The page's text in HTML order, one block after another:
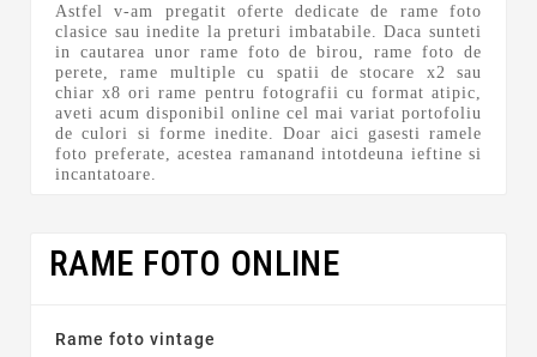
Astfel v-am pregatit oferte dedicate de rame foto
clasice sau inedite la preturi imbatabile. Daca sunteti
in cautarea unor rame foto de birou, rame foto de
perete, rame multiple cu spatii de stocare x2 sau
chiar x8 ori rame pentru fotografii cu format atipic,
aveti acum disponibil online cel mai variat portofoliu
de culori si forme inedite. Doar aici gasesti ramele
foto preferate, acestea ramanand intotdeuna ieftine si
incantatoare.
RAME FOTO ONLINE
Rame foto vintage